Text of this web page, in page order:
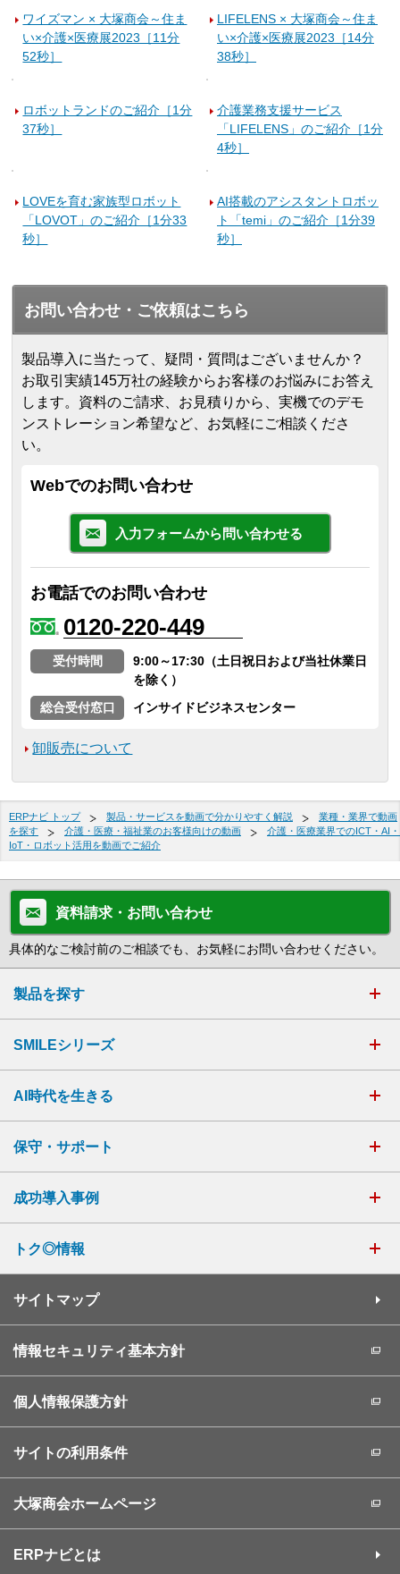
ワイズマン × 大塚商会～住ま
い×介護×医療展2023［11分
52秒］
LIFELENS × 大塚商会～住ま
い×介護×医療展2023［14分
38秒］
ロボットランドのご紹介［1分
37秒］
介護業務支援サービス
「LIFELENS」のご紹介［1分
4秒］
LOVEを育む家族型ロボット
「LOVOT」のご紹介［1分33
秒］
AI搭載のアシスタントロボッ
ト「temi」のご紹介［1分39
秒］
お問い合わせ・ご依頼はこちら
製品導入に当たって、疑問・質問はございませんか？
お取引実績145万社の経験からお客様のお悩みにお答え
します。 資料のご請求、お見積りから、実機でのデモ
ンストレーション希望など、お気軽にご相談くださ
い。
Webでのお問い合わせ
入力フォームから問い合わせる
お電話でのお問い合わせ
0120-220-449
受付時間
9:00～17:30（土日祝日および当社休業日
を除く）
総合受付窓口
インサイドビジネスセンター
卸販売について
ERPナビ トップ 製品・サービスを動画で分かりやすく解説
業種・業界で動画
を探す
介護・医療・福祉業のお客様向けの動画
介護・医療業界でのICT・AI・
IoT・ロボット活用を動画でご紹介
資料請求・お問い合わせ
具体的なご検討前のご相談でも、お気軽にお問い合わせください。
製品を探す
SMILEシリーズ
AI時代を生きる
保守・サポート
成功導入事例
トク◎情報
サイトマップ
情報セキュリティ基本方針
個人情報保護方針
サイトの利用条件
大塚商会ホームページ
ERPナビとは